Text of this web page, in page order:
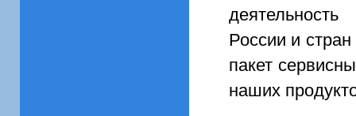
России и
пакет
наших